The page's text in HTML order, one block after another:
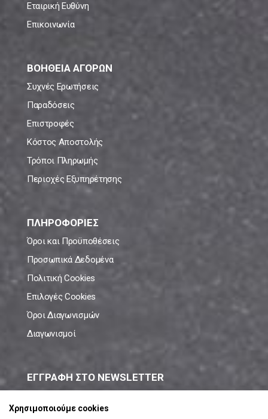
Εταιρική Ευθύνη
Επικοινωνία
ΒΟΗΘΕΙΑ ΑΓΟΡΩΝ
Συχνές Ερωτήσεις
Παραδόσεις
Επιστροφές
Κόστος Αποστολής
Τρόποι Πληρωμής
Περιοχές Εξυπηρέτησης
ΠΛΗΡΟΦΟΡΙΕΣ
Όροι και Προϋποθέσεις
Προσωπικά Δεδομένα
Πολιτική Cookies
Επιλογές Cookies
Όροι Διαγωνισμών
Διαγωνισμοί
ΕΓΓΡΑΦΗ ΣΤΟ NEWSLETTER
Χρησιμοποιούμε cookies